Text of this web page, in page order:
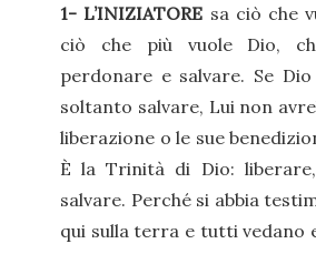
1- L’INIZIATORE sa ciò che
ciò che più vuole Dio,
perdonare e salvare. Se
soltanto salvare, Lui non
liberazione o le sue
È la Trinità di Dio:
salvare. Perché si abbia
qui sulla terra e tutti vedano